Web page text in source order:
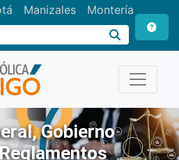
Manizales Montería
Gobierno